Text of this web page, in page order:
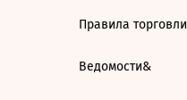
Правила торговли
Ведомости&